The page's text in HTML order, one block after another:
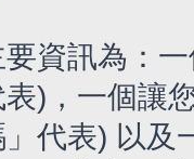
資訊為：
)，一個讓
代表) 以及